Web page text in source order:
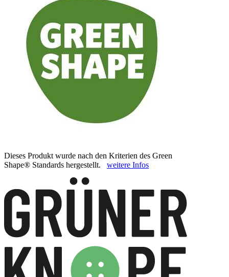
Dieses Produkt wurde nach den Kriterien des Green
Shape® Standards hergestellt. weitere Infos